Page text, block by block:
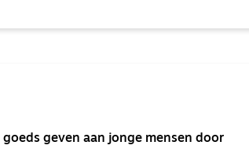
geven aan jonge mensen door